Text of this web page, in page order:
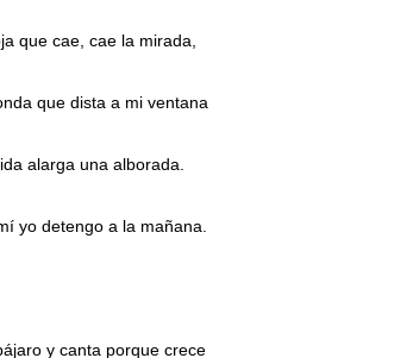
que cae, cae la mirada,
que dista a mi ventana
alarga una alborada.
yo detengo a la mañana.
y canta porque crece